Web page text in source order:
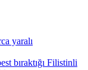
yaralı
bıraktığı Filistinli